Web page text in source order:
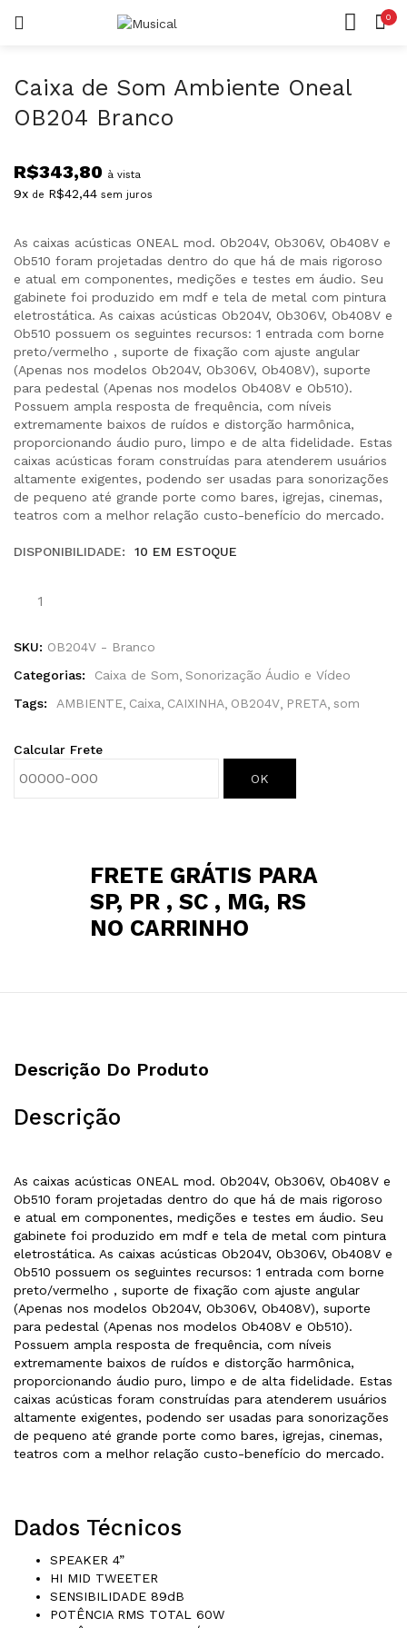
0
CONTA
Lembrar-me
Senha perdida?
Caixa de Som Ambiente Oneal
OB204 Branco
R$343,80 à vista
9x de R$42,44 sem juros
As caixas acústicas ONEAL mod. Ob204V, Ob306V, Ob408V e
Ob510 foram projetadas dentro do que há de mais rigoroso
e atual em componentes, medições e testes em áudio. Seu
gabinete foi produzido em mdf e tela de metal com pintura
eletrostática. As caixas acústicas Ob204V, Ob306V, Ob408V e
Ob510 possuem os seguintes recursos: 1 entrada com borne
preto/vermelho , suporte de fixação com ajuste angular
(Apenas nos modelos Ob204V, Ob306V, Ob408V), suporte
para pedestal (Apenas nos modelos Ob408V e Ob510).
Possuem ampla resposta de frequência, com níveis
extremamente baixos de ruídos e distorção harmônica,
proporcionando áudio puro, limpo e de alta fidelidade. Estas
caixas acústicas foram construídas para atenderem usuários
altamente exigentes, podendo ser usadas para sonorizações
de pequeno até grande porte como bares, igrejas, cinemas,
teatros com a melhor relação custo-benefício do mercado.
DISPONIBILIDADE: 10 EM ESTOQUE
SKU: OB204V - Branco
Categorias:
Caixa de Som Sonorização Áudio e Vídeo
Tags:
AMBIENTE Caixa CAIXINHA OB204V PRETA som
Calcular Frete
OK
FRETE GRÁTIS PARA
SP, PR , SC , MG, RS
NO CARRINHO
Descrição Do Produto
Descrição
As caixas acústicas ONEAL mod. Ob204V, Ob306V, Ob408V e
Ob510 foram projetadas dentro do que há de mais rigoroso
e atual em componentes, medições e testes em áudio. Seu
gabinete foi produzido em mdf e tela de metal com pintura
eletrostática. As caixas acústicas Ob204V, Ob306V, Ob408V e
Ob510 possuem os seguintes recursos: 1 entrada com borne
preto/vermelho , suporte de fixação com ajuste angular
(Apenas nos modelos Ob204V, Ob306V, Ob408V), suporte
para pedestal (Apenas nos modelos Ob408V e Ob510).
Possuem ampla resposta de frequência, com níveis
extremamente baixos de ruídos e distorção harmônica,
proporcionando áudio puro, limpo e de alta fidelidade. Estas
caixas acústicas foram construídas para atenderem usuários
altamente exigentes, podendo ser usadas para sonorizações
de pequeno até grande porte como bares, igrejas, cinemas,
teatros com a melhor relação custo-benefício do mercado.
Dados Técnicos
SPEAKER 4”
HI MID TWEETER
SENSIBILIDADE 89dB
POTÊNCIA RMS TOTAL 60W